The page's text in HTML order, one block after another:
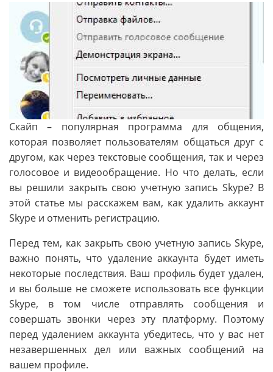
Скайп – популярная программа для общения,
которая позволяет пользователям общаться друг с
другом, как через текстовые сообщения, так и через
голосовое и видеообращение. Но что делать, если
вы решили закрыть свою учетную запись Skype? В
этой статье мы расскажем вам, как удалить аккаунт
Skype и отменить регистрацию.
Перед тем, как закрыть свою учетную запись Skype,
важно понять, что удаление аккаунта будет иметь
некоторые последствия. Ваш профиль будет удален,
и вы больше не сможете использовать все функции
Skype, в том числе отправлять сообщения и
совершать звонки через эту платформу. Поэтому
перед удалением аккаунта убедитесь, что у вас нет
незавершенных дел или важных сообщений на
вашем профиле.